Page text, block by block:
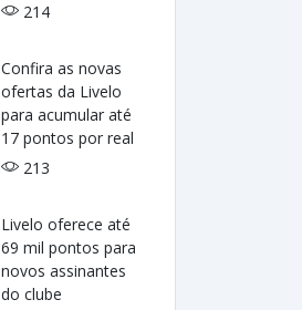
214
Confira as novas
ofertas da Livelo
para acumular até
17 pontos por real
213
Livelo oferece até
69 mil pontos para
novos assinantes
do clube